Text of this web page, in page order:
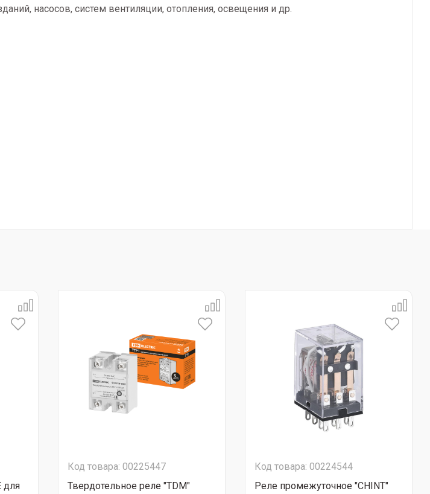
насосов, систем вентиляции, отопления, освещения и др.
для
Код товара: 00225447
Твердотельное реле "TDM"
Код товара: 00224544
Реле промежуточное "CHINT"